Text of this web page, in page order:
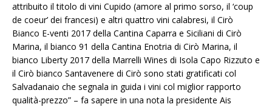
attribuito il titolo di vini Cupido (amore al primo sorso, il ‘coup
de coeur’ dei francesi) e altri quattro vini calabresi, il Cirò
Bianco E-venti 2017 della Cantina Caparra e Siciliani di Cirò
Marina, il bianco 91 della Cantina Enotria di Cirò Marina, il
bianco Liberty 2017 della Marrelli Wines di Isola Capo Rizzuto e
il Cirò bianco Santavenere di Cirò sono stati gratificati col
Salvadanaio che segnala in guida i vini col miglior rapporto
qualità-prezzo” – fa sapere in una nota la presidente Ais